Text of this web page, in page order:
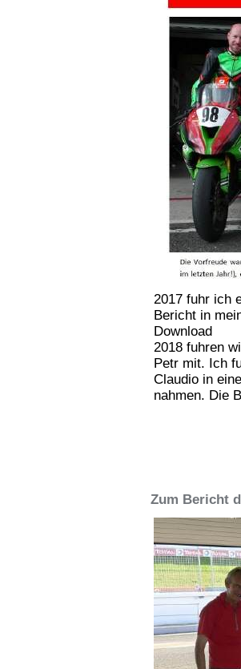
2017 fuhr ich
Bericht in
Download
2018 fuhren
Petr mit. Ich
Claudio in
nahmen. Die
Zum Bericht